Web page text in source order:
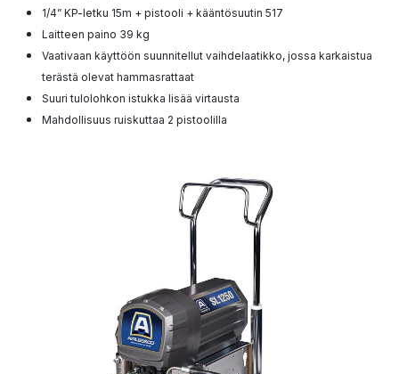
1/4” KP-letku 15m + pistooli + kääntösuutin 517
Laitteen paino 39 kg
Vaativaan käyttöön suunnitellut vaihdelaatikko, jossa karkaistua
terästä olevat hammasrattaat
Suuri tulolohkon istukka lisää virtausta
Mahdollisuus ruiskuttaa 2 pistoolilla